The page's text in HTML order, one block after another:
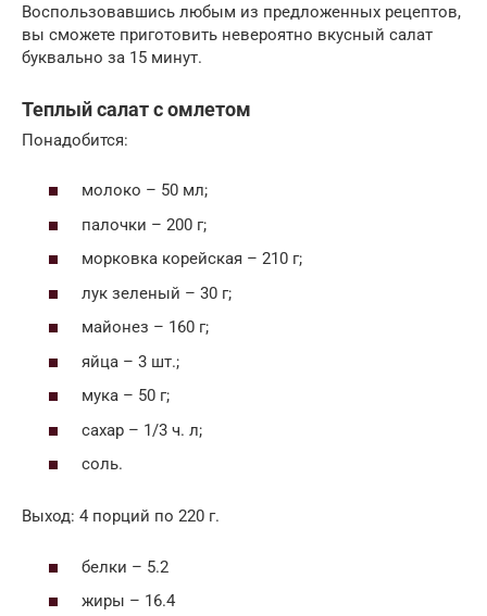
Воспользовавшись любым из предложенных рецептов,
вы сможете приготовить невероятно вкусный салат
буквально за 15 минут.
Теплый салат с омлетом
Понадобится:
молоко – 50 мл;
палочки – 200 г;
морковка корейская – 210 г;
лук зеленый – 30 г;
майонез – 160 г;
яйца – 3 шт.;
мука – 50 г;
сахар – 1/3 ч. л;
соль.
Выход: 4 порций по 220 г.
белки – 5.2
жиры – 16.4